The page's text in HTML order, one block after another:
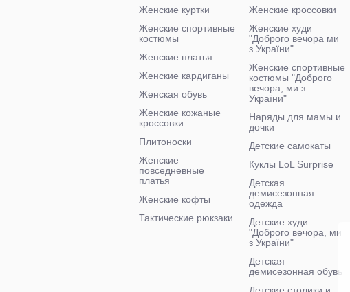
Женские куртки
Женские спортивные
костюмы
Женские платья
Женские кардиганы
Женская обувь
Женские кожаные
кроссовки
Плитоноски
Женские
повседневные
платья
Женские кофты
Тактические рюкзаки
Женские кроссовки
Женские худи
"Доброго вечора ми
з України"
Женские спортивные
костюмы "Доброго
вечора, ми з
України"
Наряды для мамы и
дочки
Детские самокаты
Куклы LoL Surprise
Детская
демисезонная
одежда
Детские худи
"Доброго вечора, ми
з України"
Детская
демисезонная обувь
Детские столики и